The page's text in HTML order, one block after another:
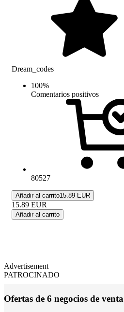
Dream_codes
100%
Comentarios positivos
80527
Añadir al carrito15.89 EUR
15.89 EUR
Añadir al carrito
Advertisement
PATROCINADO
Ofertas de 6 negocios de venta